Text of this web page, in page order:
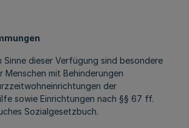
Sinne dieser Verfügung sind besondere
Menschen mit Behinderungen
der
sowie Einrichtungen nach §§ 67 ff.
Sozialgesetzbuch.